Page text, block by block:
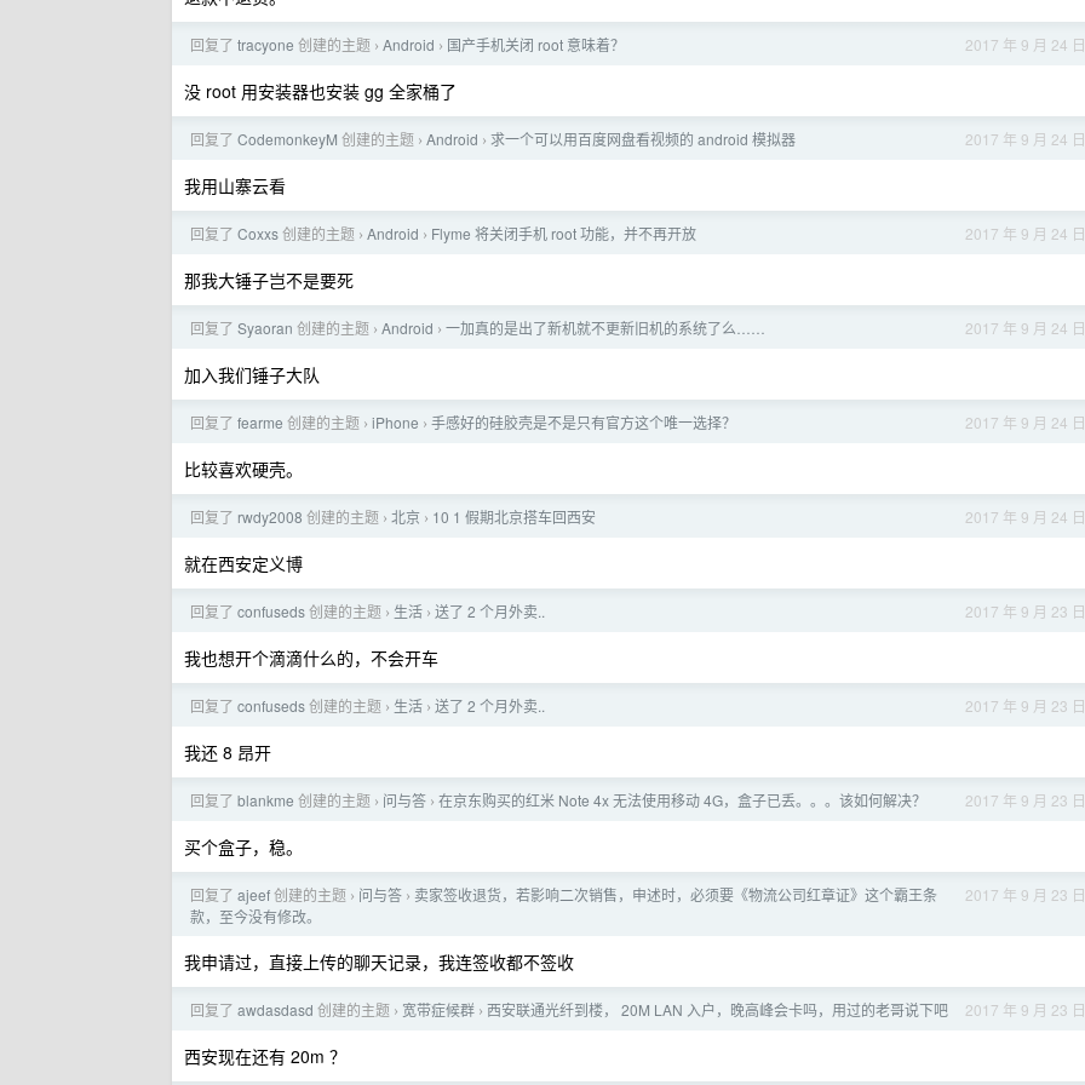
2017 年 9 月 24 日
回复了 tracyone 创建的主题 › Android › 国产手机关闭 root 意味着？
没 root 用安装器也安装 gg 全家桶了
2017 年 9 月 24 日
回复了 CodemonkeyM 创建的主题 › Android › 求一个可以用百度网盘看视频的 android 模拟器
我用山寨云看
2017 年 9 月 24 日
回复了 Coxxs创建的主题 › Android › Flyme 将关闭手机 root 功能，并不再开放
那我大锤子岂不是要死
2017 年 9 月 24 日
回复了 Syaoran 创建的主题 › Android › 一加真的是出了新机就不更新旧机的系统了么……
加入我们锤子大队
2017 年 9 月 24 日
回复了 fearme 创建的主题 › iPhone › 手感好的硅胶壳是不是只有官方这个唯一选择？
比较喜欢硬壳。
2017 年 9 月 24 日
回复了 rwdy2008 创建的主题 › 北京 › 10 1 假期北京搭车回西安
就在西安定义博
2017 年 9 月 23 日
回复了 confuseds创建的主题 › 生活 › 送了 2 个月外卖..
我也想开个滴滴什么的，不会开车
2017 年 9 月 23 日
回复了 confuseds创建的主题 › 生活 › 送了 2 个月外卖..
我还 8 昂开
2017 年 9 月 23 日
回复了 blankme 创建的主题 › 问与答 › 在京东购买的红米 Note 4x 无法使用移动 4G，盒子已丢。。。该如何解决？
买个盒子，稳。
2017 年 9 月 23 日
回复了 ajeef创建的主题 › 问与答 › 卖家签收退货，若影响二次销售，申述时，必须要《物流公司红章证》这个霸王条
款，至今没有修改。
我申请过，直接上传的聊天记录，我连签收都不签收
2017 年 9 月 23 日
回复了 awdasdasd 创建的主题 › 宽带症候群 › 西安联通光纤到楼， 20M LAN 入户，晚高峰会卡吗，用过的老哥说下吧
西安现在还有 20m ？